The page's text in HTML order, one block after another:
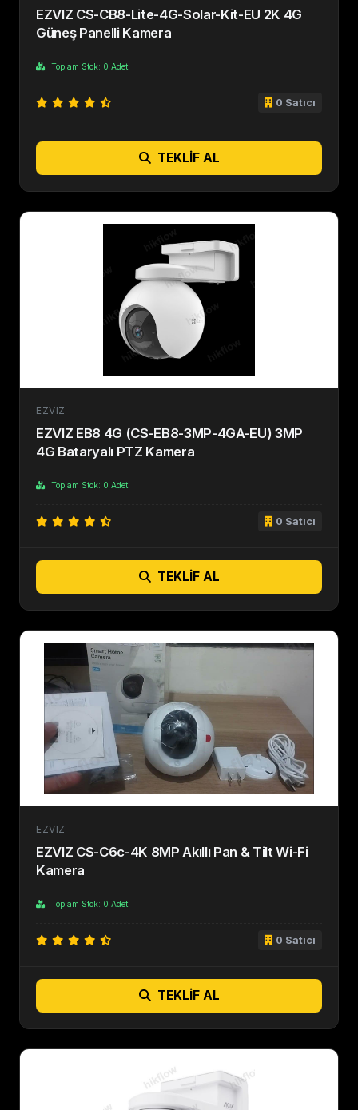
EZVIZ CS-CB8-Lite-4G-Solar-Kit-EU 2K 4G
Güneş Panelli Kamera
Toplam Stok: 0 Adet
0 Satıcı
TEKLIF AL
EZVIZ
EZVIZ EB8 4G (CS-EB8-3MP-4GA-EU) 3MP
4G Bataryalı PTZ Kamera
Toplam Stok: 0 Adet
0 Satıcı
TEKLIF AL
EZVIZ
EZVIZ CS-C6c-4K 8MP Akıllı Pan & Tilt Wi-Fi
Kamera
Toplam Stok: 0 Adet
0 Satıcı
TEKLIF AL